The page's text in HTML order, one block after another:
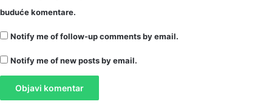
buduće komentare.
Notify me of follow-up comments by email.
Notify me of new posts by email.